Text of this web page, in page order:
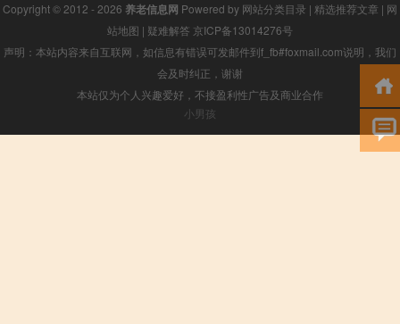
Copyright © 2012 - 2026 养老信息网 Powered by 网站分类目录 | 精选推荐文章 | 网
站地图 | 疑难解答 京ICP备13014276号
声明：本站内容来自互联网，如信息有错误可发邮件到f_fb#foxmail.com说明，我们
会及时纠正，谢谢
本站仅为个人兴趣爱好，不接盈利性广告及商业合作
小男孩